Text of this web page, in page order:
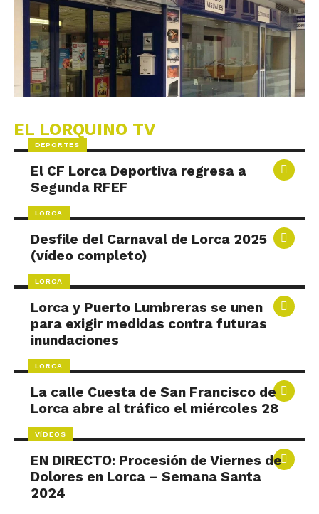
EL LORQUINO TV
DEPORTES
El CF Lorca Deportiva regresa a
Segunda RFEF
LORCA
Desfile del Carnaval de Lorca 2025
(vídeo completo)
LORCA
Lorca y Puerto Lumbreras se unen
para exigir medidas contra futuras
inundaciones
LORCA
La calle Cuesta de San Francisco de
Lorca abre al tráfico el miércoles 28
VÍDEOS
EN DIRECTO: Procesión de Viernes de
Dolores en Lorca – Semana Santa
2024